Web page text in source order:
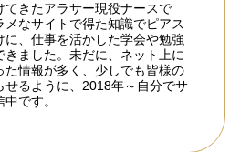
てきたアラサー現役ナースで
なサイトで得た知識でピアス
に、仕事を活かした学会や勉強
ました。未だに、ネット上に
た情報が多く、少しでも皆様の
せるように、2018年～自分でサ
です。